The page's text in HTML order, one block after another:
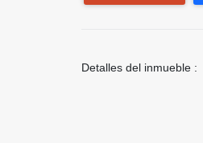
Detalles del inmueble :